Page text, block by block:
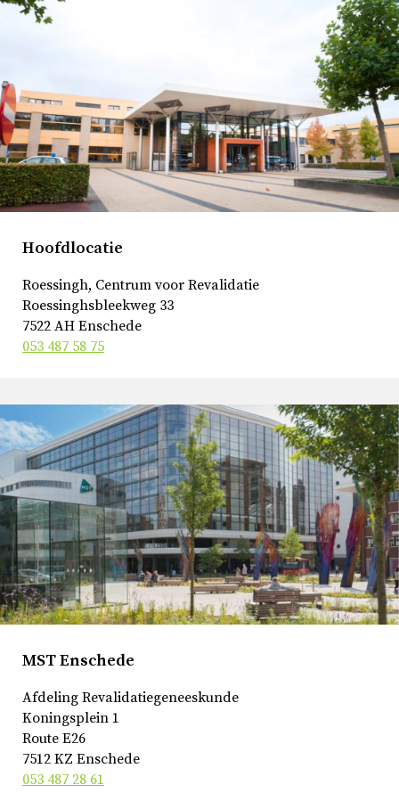
Hoofdlocatie
Roessingh, Centrum voor Revalidatie
Roessinghsbleekweg 33
7522 AH Enschede
053 487 58 75
MST Enschede
Afdeling Revalidatiegeneeskunde
Koningsplein 1
Route E26
7512 KZ Enschede
053 487 28 61